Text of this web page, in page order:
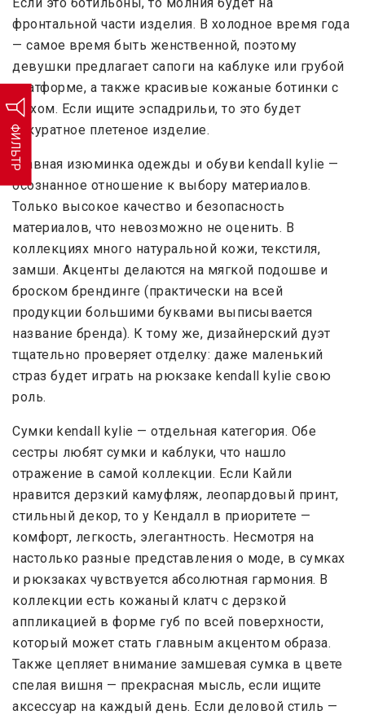
ФИЛЬТР
фронтальной части изделия. В холодное время года
— самое время быть женственной, поэтому
девушки предлагает сапоги на каблуке или грубой
платформе, а также красивые кожаные ботинки с
мехом. Если ищите эспадрильи, то это будет
аккуратное плетеное изделие.
Главная изюминка одежды и обуви kendall kylie —
осознанное отношение к выбору материалов.
Только высокое качество и безопасность
материалов, что невозможно не оценить. В
коллекциях много натуральной кожи, текстиля,
замши. Акценты делаются на мягкой подошве и
броском брендинге (практически на всей
продукции большими буквами выписывается
название бренда). К тому же, дизайнерский дуэт
тщательно проверяет отделку: даже маленький
страз будет играть на рюкзаке kendall kylie свою
роль.
Сумки kendall kylie — отдельная категория. Обе
сестры любят сумки и каблуки, что нашло
отражение в самой коллекции. Если Кайли
нравится дерзкий камуфляж, леопардовый принт,
стильный декор, то у Кендалл в приоритете —
комфорт, легкость, элегантность. Несмотря на
настолько разные представления о моде, в сумках
и рюкзаках чувствуется абсолютная гармония. В
коллекции есть кожаный клатч с дерзкой
аппликацией в форме губ по всей поверхности,
который может стать главным акцентом образа.
Также цепляет внимание замшевая сумка в цвете
спелая вишня — прекрасная мысль, если ищите
аксессуар на каждый день. Если деловой стиль —